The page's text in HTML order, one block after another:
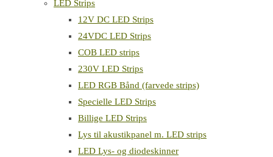
LED Strips
12V DC LED Strips
24VDC LED Strips
COB LED strips
230V LED Strips
LED RGB Bånd (farvede strips)
Specielle LED Strips
Billige LED Strips
Lys til akustikpanel m. LED strips
LED Lys- og diodeskinner